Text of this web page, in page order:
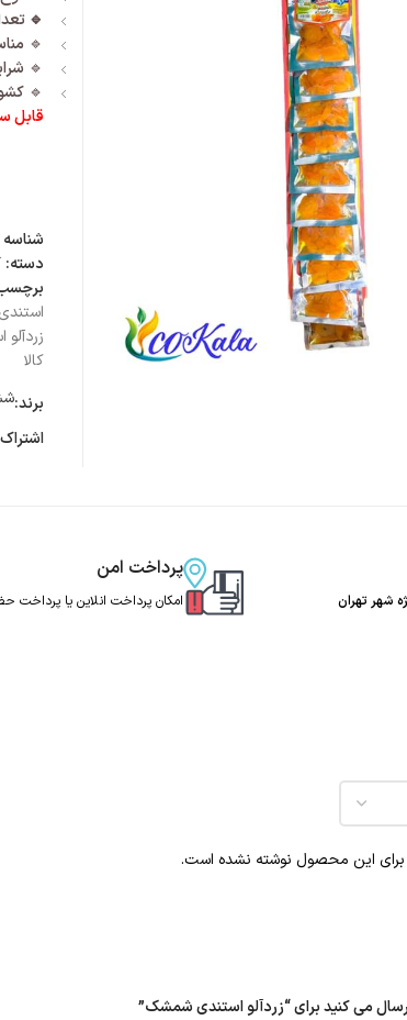
🔹
🔹
🔹
🔹
قابل
دسته:
کالا
برند:
شهر تهران
پرداخت امن
امکان پرداخت انلاین یا پرداخت
این محصول نوشته نشده است.
می کنید برای “زردآلو استندی شمشک”